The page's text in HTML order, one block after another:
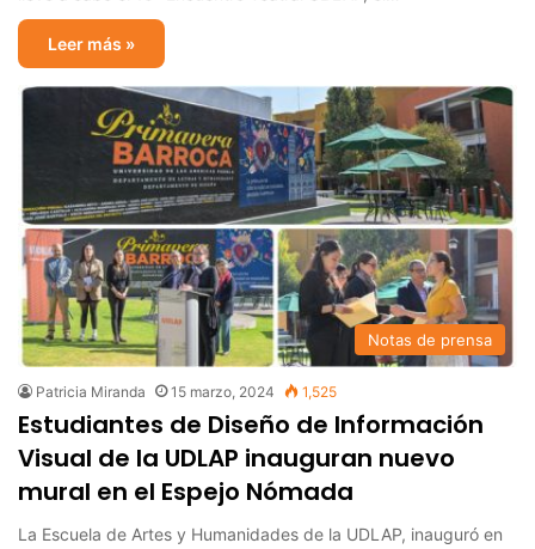
Leer más »
Notas de prensa
Patricia Miranda 15 marzo, 2024 1,525
Estudiantes de Diseño de Información
Visual de la UDLAP inauguran nuevo
mural en el Espejo Nómada
La Escuela de Artes y Humanidades de la UDLAP, inauguró en